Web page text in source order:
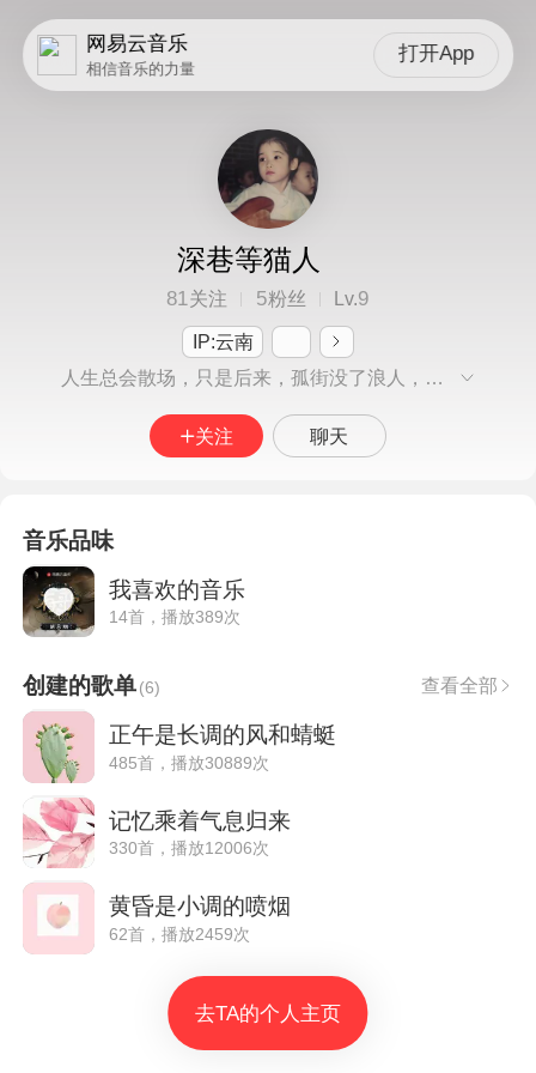
网易云音乐
相信音乐的力量
打开App
深巷等猫人
81关注 5粉丝 Lv.9
IP:云南
人生总会散场，只是后来，孤街没了浪人，深巷没了老猫。
关注 聊天
音乐品味
我喜欢的音乐
14首，播放389次
创建的歌单(6) 查看全部
正午是长调的风和蜻蜓
485首，播放30889次
记忆乘着气息归来
330首，播放12006次
黄昏是小调的喷烟
62首，播放2459次
去TA的个人主页